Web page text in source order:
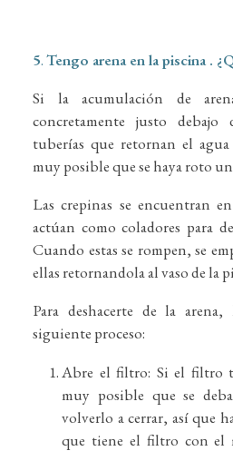
5.Tengo arena en la piscina .
Si la acumulación de
concretamente justo
tuberías que retornan el
muy posible que se haya roto
Las crepinas se encuentran
actúan como coladores para
Cuando estas se rompen, se
ellas retornandola al vaso de la
Para deshacerte de la
siguiente proceso:
Abre el filtro: Si el filtro
muy posible que se
volverlo a cerrar, así que
que tiene el filtro con el